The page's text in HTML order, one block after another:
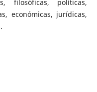
filosóficas, políticas,
económicas, jurídicas,